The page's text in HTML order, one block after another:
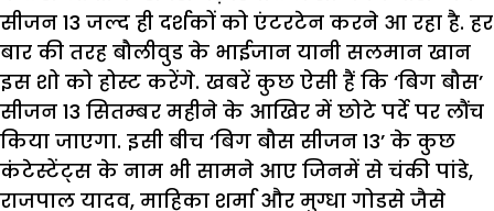
सीजन 13 जल्द ही दर्शकों को एंटरटेन करने आ रहा है. हर
बार की तरह बौलीवुड के भाईजान यानी सलमान खान
इस शो को होस्ट करेंगे. खबरें कुछ ऐसी हैं कि ‘बिग बौस’
सीजन 13 सितम्बर महीने के आखिर में छोटे पर्दे पर लौंच
किया जाएगा. इसी बीच ‘बिग बौस सीजन 13’ के कुछ
कंटेस्टेंट्स के नाम भी सामने आए जिनमें से चंकी पांडे,
राजपाल यादव, माहिका शर्मा और मुग्धा गोडसे जैसे